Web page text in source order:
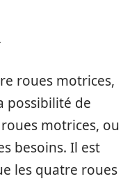
roues motrices,
possibilité de
motrices, ou
besoins. Il est
les quatre roues